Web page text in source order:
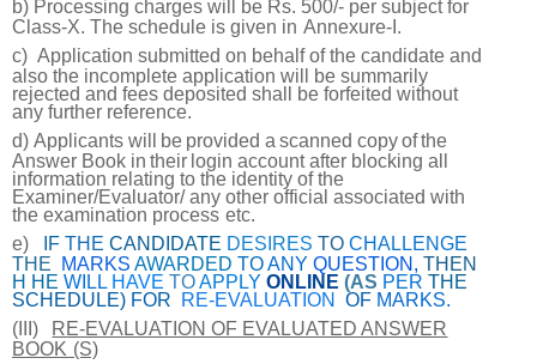
b) Processing charges will be Rs. 500/- per subject for
Class-X. The schedule is given in Annexure-I.
c) Application submitted on behalf of the candidate and
also the incomplete application will be summarily
rejected and fees deposited shall
be forfeited without
any further reference.
d) Applicants will be provided a scanned copy ofthe
Answer Book in their login account after blocking all
information relating to the identity of the
Examiner/Evaluator/ any other official associated with
the examination process etc.
e)
IF THE CANDIDATE DESIRES TO CHALLENGE
THE
MARKS AWARDED TOANY QUESTION, THEN
H HE WILL HAVE TOAPPLY ONLINE (AS PER THE
SCHEDULE) FOR RE-EVALUATION OF MARKS.
(III)
RE-EVALUATION OF EVALUATED ANSWER
BOOK (S)